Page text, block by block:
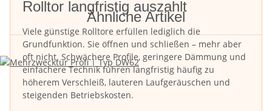
Rolltor langfristig auszahlt
Viele günstige Rolltore erfüllen lediglich die
Grundfunktion. Sie öffnen und schließen – mehr aber
oft nicht. Schwächere Profile, geringere Dämmung und
einfachere Technik führen langfristig häufig zu
höherem Verschleiß, lauteren Laufgeräuschen und
steigenden Betriebskosten.
Ähnliche Artikel